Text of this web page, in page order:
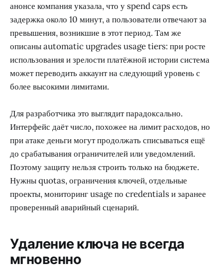
анонсе компания указала, что у spend caps есть
задержка около 10 минут, а пользователи отвечают за
превышения, возникшие в этот период. Там же
описаны automatic upgrades usage tiers: при росте
использования и зрелости платёжной истории система
может переводить аккаунт на следующий уровень с
более высокими лимитами.
Для разработчика это выглядит парадоксально.
Интерфейс даёт число, похожее на лимит расходов, но
при атаке деньги могут продолжать списываться ещё
до срабатывания ограничителей или уведомлений.
Поэтому защиту нельзя строить только на бюджете.
Нужны quotas, ограничения ключей, отдельные
проекты, мониторинг usage по credentials и заранее
проверенный аварийный сценарий.
Удаление ключа не всегда
мгновенно